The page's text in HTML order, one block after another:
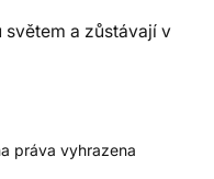
a zůstávají v
práva vyhrazena